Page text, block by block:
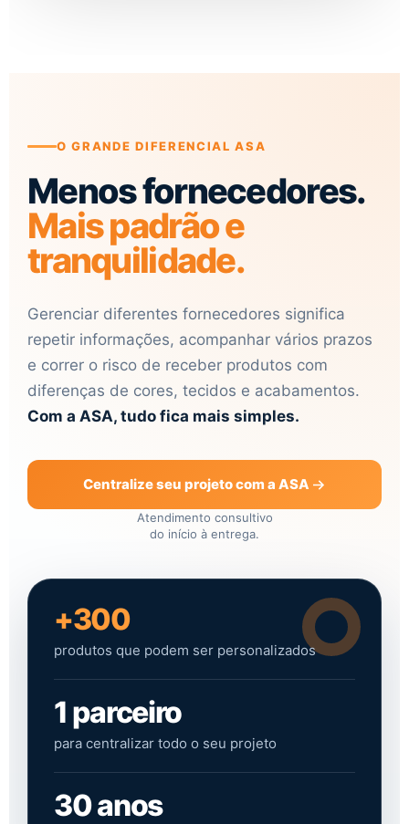
O GRANDE DIFERENCIAL ASA
Menos fornecedores.
Mais padrão e
tranquilidade.
Gerenciar diferentes fornecedores significa
repetir informações, acompanhar vários prazos
e correr o risco de receber produtos com
diferenças de cores, tecidos e acabamentos.
Com a ASA, tudo fica mais simples.
Centralize seu projeto com a ASA
Atendimento consultivo
do início à entrega.
+300
produtos que podem ser personalizados
1 parceiro
para centralizar todo o seu projeto
30 anos